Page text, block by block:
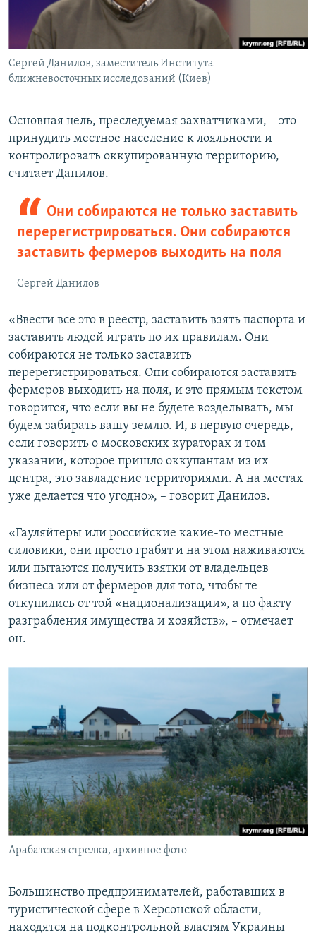
Сергей Данилов, заместитель Института
ближневосточных исследований (Киев)
Основная цель, преследуемая захватчиками, – это
принудить местное население к лояльности и
контролировать оккупированную территорию,
считает Данилов.
Они собираются не только заставить
перерегистрироваться. Они собираются
заставить фермеров выходить на поля
Сергей Данилов
«Ввести все это в реестр, заставить взять паспорта и
заставить людей играть по их правилам. Они
собираются не только заставить
перерегистрироваться. Они собираются заставить
фермеров выходить на поля, и это прямым текстом
говорится, что если вы не будете возделывать, мы
будем забирать вашу землю. И, в первую очередь,
если говорить о московских кураторах и том
указании, которое пришло оккупантам из их
центра, это завладение территориями. А на местах
уже делается что угодно», – говорит Данилов.
«Гауляйтеры или российские какие-то местные
силовики, они просто грабят и на этом наживаются
или пытаются получить взятки от владельцев
бизнеса или от фермеров для того, чтобы те
откупились от той «национализации», а по факту
разграбления имущества и хозяйств», – отмечает
он.
Арабатская стрелка, архивное фото
Большинство предпринимателей, работавших в
туристической сфере в Херсонской области,
находятся на подконтрольной властям Украины